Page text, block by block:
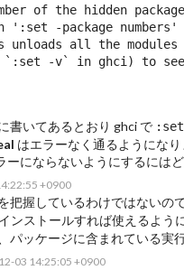
of the hidden
':set -package numbers'
unloads all the modules
-v` in ghci) to
書いてあるとおり ghci で :set
はエラーなく通るようにな
ーにならないようにするには
+0900
把握しているわけではないの
ンストールすれば使えるよう
パッケージに含まれている実
03 14:25:05 +0900